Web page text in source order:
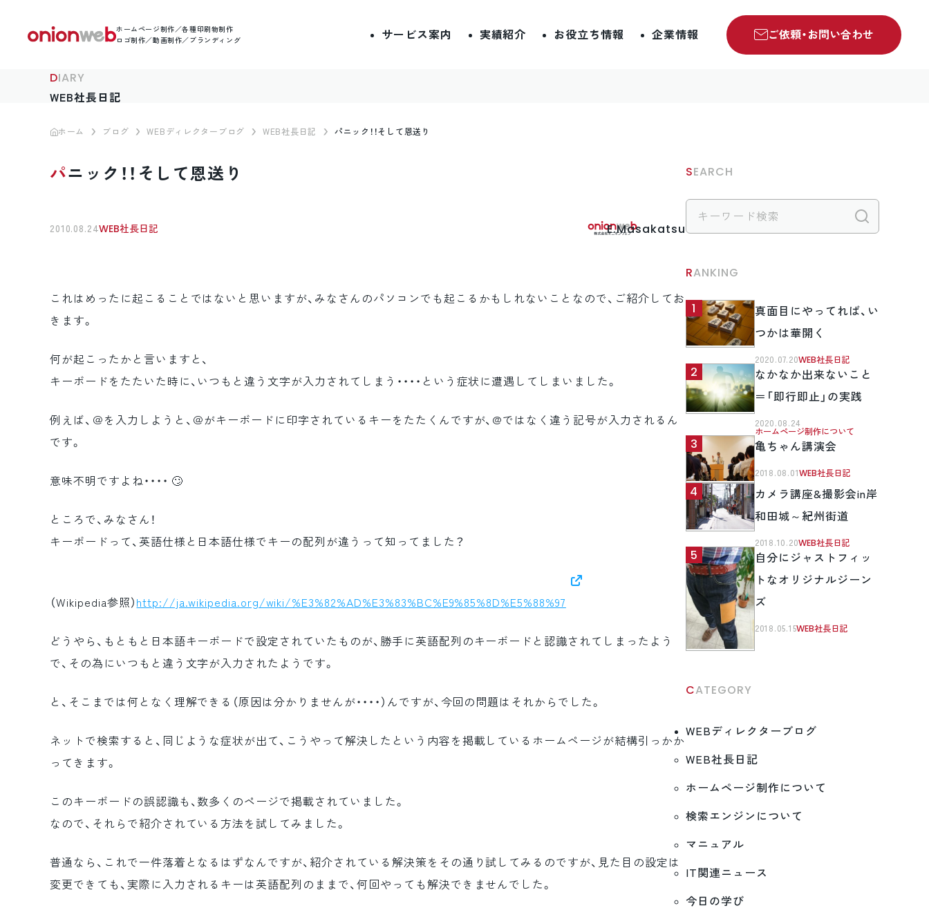
ホームページ制作／各種印刷物制作
ロゴ制作／動画制作／ブランディング
サービス案内 実績紹介 お役立ち情報 企業情報 ご依頼・お問い合わせ
DIARY
WEB社長日記
ホーム ブログ WEBディレクターブログ WEB社長日記 パニック！！そして恩送り
パニック！！そして恩送り
2010.08.24WEB社長日記 E.Masakatsu
これはめったに起こることではないと思いますが、みなさんのパソコンでも起こるかもしれないことなので、ご紹介してお
きます。
何が起こったかと言いますと、
キーボードをたたいた時に、いつもと違う文字が入力されてしまう・・・・という症状に遭遇してしまいました。
例えば、＠を入力しようと、＠がキーボードに印字されているキーをたたくんですが、@ではなく違う記号が入力されるん
です。
意味不明ですよね・・・・ 🙄
ところで、みなさん！
キーボードって、英語仕様と日本語仕様でキーの配列が違うって知ってました？
（Wikipedia参照） http://ja.wikipedia.org/wiki/%E3%82%AD%E3%83%BC%E9%85%8D%E5%88%97
どうやら、もともと日本語キーボードで設定されていたものが、勝手に英語配列のキーボードと認識されてしまったよう
で、その為にいつもと違う文字が入力されたようです。
と、そこまでは何となく理解できる（原因は分かりませんが・・・・）んですが、今回の問題はそれからでした。
ネットで検索すると、同じような症状が出て、こうやって解決したという内容を掲載しているホームページが結構引っかか
ってきます。
このキーボードの誤認識も、数多くのページで掲載されていました。
なので、それらで紹介されている方法を試してみました。
普通なら、これで一件落着となるはずなんですが、紹介されている解決策をその通り試してみるのですが、見た目の設定は
変更できても、実際に入力されるキーは英語配列のままで、何回やっても解決できませんでした。
SEARCH
RANKING
真面目にやってれば、い
つかは華開く
2020.07.20WEB社長日記
なかなか出来ないこと
＝「即行即止」の実践
2020.08.24
ホームページ制作について
亀ちゃん講演会
2018.08.01WEB社長日記
カメラ講座&撮影会in岸
和田城～紀州街道
2018.10.20WEB社長日記
自分にジャストフィッ
トなオリジナルジーン
ズ
2018.05.15WEB社長日記
CATEGORY
WEBディレクターブログ
WEB社長日記
ホームページ制作について
検索エンジンについて
マニュアル
IT関連ニュース
今日の学び